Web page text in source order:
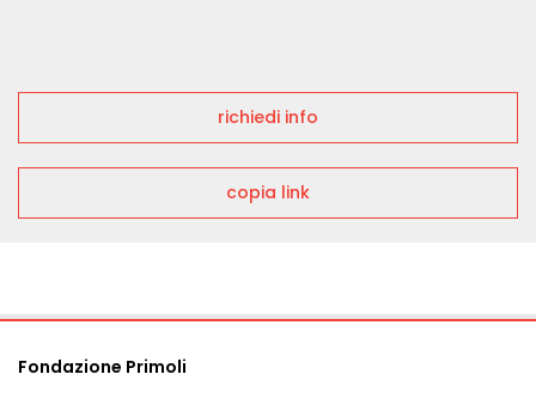
richiedi info
copia link
Fondazione Primoli